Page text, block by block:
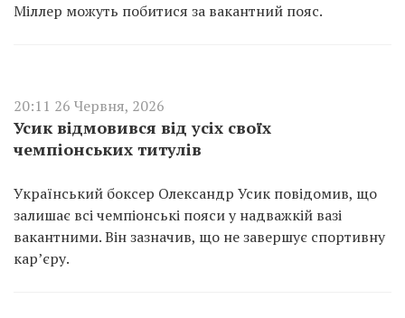
Міллер можуть побитися за вакантний пояс.
20:11 26 Червня, 2026
Усик відмовився від усіх своїх
чемпіонських титулів
Український боксер Олександр Усик повідомив, що
залишає всі чемпіонські пояси у надважкій вазі
вакантними. Він зазначив, що не завершує спортивну
кар’єру.